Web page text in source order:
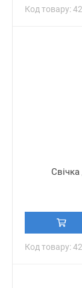
Код товару:
Код товару: